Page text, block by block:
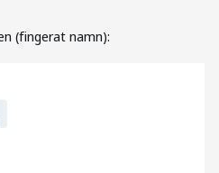
(fingerat namn):